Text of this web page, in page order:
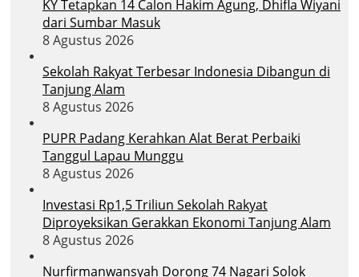
KY Tetapkan 14 Calon Hakim Agung, Dhifla Wiyani
dari Sumbar Masuk
8 Agustus 2026
Sekolah Rakyat Terbesar Indonesia Dibangun di
Tanjung Alam
8 Agustus 2026
PUPR Padang Kerahkan Alat Berat Perbaiki
Tanggul Lapau Munggu
8 Agustus 2026
Investasi Rp1,5 Triliun Sekolah Rakyat
Diproyeksikan Gerakkan Ekonomi Tanjung Alam
8 Agustus 2026
Nurfirmanwansyah Dorong 74 Nagari Solok